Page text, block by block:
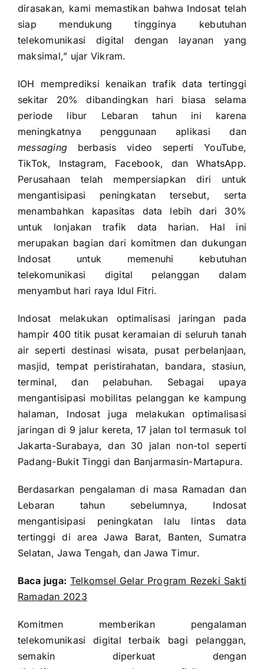
dirasakan, kami memastikan bahwa Indosat telah
siap mendukung tingginya kebutuhan
telekomunikasi digital dengan layanan yang
maksimal,” ujar Vikram.
IOH memprediksi kenaikan trafik data tertinggi
sekitar 20% dibandingkan hari biasa selama
periode libur Lebaran tahun ini karena
meningkatnya penggunaan aplikasi dan
messaging berbasis video seperti YouTube,
TikTok, Instagram, Facebook, dan WhatsApp.
Perusahaan telah mempersiapkan diri untuk
mengantisipasi peningkatan tersebut, serta
menambahkan kapasitas data lebih dari 30%
untuk lonjakan trafik data harian. Hal ini
merupakan bagian dari komitmen dan dukungan
Indosat untuk memenuhi kebutuhan
telekomunikasi digital pelanggan dalam
menyambut hari raya Idul Fitri.
Indosat melakukan optimalisasi jaringan pada
hampir 400 titik pusat keramaian di seluruh tanah
air seperti destinasi wisata, pusat perbelanjaan,
masjid, tempat peristirahatan, bandara, stasiun,
terminal, dan pelabuhan. Sebagai upaya
mengantisipasi mobilitas pelanggan ke kampung
halaman, Indosat juga melakukan optimalisasi
jaringan di 9 jalur kereta, 17 jalan tol termasuk tol
Jakarta-Surabaya, dan 30 jalan non-tol seperti
Padang-Bukit Tinggi dan Banjarmasin-Martapura.
Berdasarkan pengalaman di masa Ramadan dan
Lebaran tahun sebelumnya, Indosat
mengantisipasi peningkatan lalu lintas data
tertinggi di area Jawa Barat, Banten, Sumatra
Selatan, Jawa Tengah, dan Jawa Timur.
Baca juga: Telkomsel Gelar Program Rezeki Sakti
Ramadan 2023
Komitmen memberikan pengalaman
telekomunikasi digital terbaik bagi pelanggan,
semakin diperkuat dengan